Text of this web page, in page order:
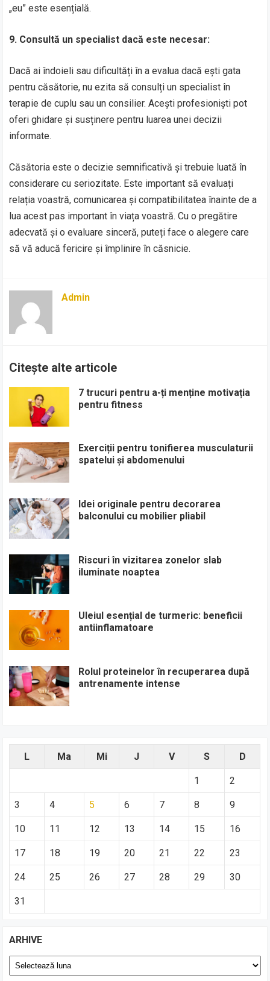
„eu” este esențială.
9. Consultă un specialist dacă este necesar:
Dacă ai îndoieli sau dificultăți în a evalua dacă ești gata
pentru căsătorie, nu ezita să consulți un specialist în
terapie de cuplu sau un consilier. Acești profesioniști pot
oferi ghidare și susținere pentru luarea unei decizii
informate.
Căsătoria este o decizie semnificativă și trebuie luată în
considerare cu seriozitate. Este important să evaluați
relația voastră, comunicarea și compatibilitatea înainte de a
lua acest pas important în viața voastră. Cu o pregătire
adecvată și o evaluare sinceră, puteți face o alegere care
să vă aducă fericire și împlinire în căsnicie.
Admin
Citește alte articole
7 trucuri pentru a-ți menține motivația
pentru fitness
Exerciții pentru tonifierea musculaturii
spatelui și abdomenului
Idei originale pentru decorarea
balconului cu mobilier pliabil
Riscuri în vizitarea zonelor slab
iluminate noaptea
Uleiul esențial de turmeric: beneficii
antiinflamatoare
Rolul proteinelor în recuperarea după
antrenamente intense
L Ma Mi J V S D
1 2
3 4 5 6 7 8 9
10 11 12 13 14 15 16
17 18 19 20 21 22 23
24 25 26 27 28 29 30
31
ARHIVE
Arhive